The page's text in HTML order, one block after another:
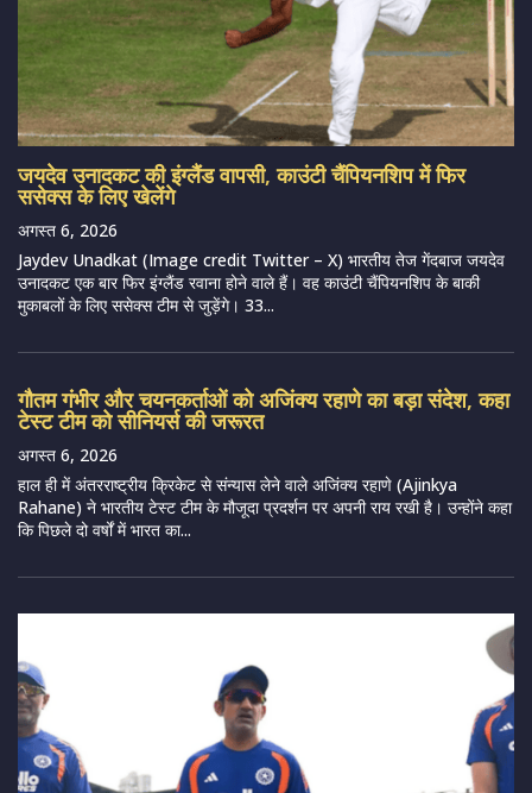
जयदेव उनादकट की इंग्लैंड वापसी, काउंटी चैंपियनशिप में फिर
ससेक्स के लिए खेलेंगे
अगस्त 6, 2026
Jaydev Unadkat (Image credit Twitter – X) भारतीय तेज गेंदबाज जयदेव
उनादकट एक बार फिर इंग्लैंड रवाना होने वाले हैं। वह काउंटी चैंपियनशिप के बाकी
मुकाबलों के लिए ससेक्स टीम से जुड़ेंगे। 33...
गौतम गंभीर और चयनकर्ताओं को अजिंक्य रहाणे का बड़ा संदेश, कहा
टेस्ट टीम को सीनियर्स की जरूरत
अगस्त 6, 2026
हाल ही में अंतरराष्ट्रीय क्रिकेट से संन्यास लेने वाले अजिंक्य रहाणे (Ajinkya
Rahane) ने भारतीय टेस्ट टीम के मौजूदा प्रदर्शन पर अपनी राय रखी है। उन्होंने कहा
कि पिछले दो वर्षों में भारत का...